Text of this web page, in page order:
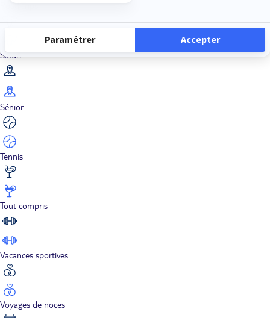
Safari
Sénior
Tennis
Tout compris
Vacances sportives
Voyages de noces